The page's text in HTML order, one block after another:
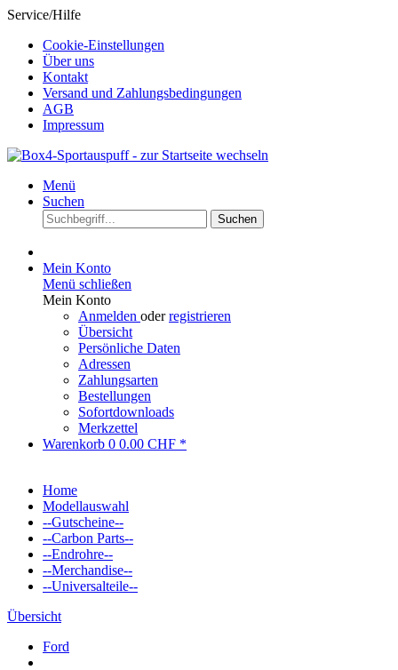
Service/Hilfe
Cookie-Einstellungen
Über uns
Kontakt
Versand und Zahlungsbedingungen
AGB
Impressum
Menü
Suchen
Suchen
Mein Konto
Menü schließen
Mein Konto
Anmelden oderregistrieren
Übersicht
Persönliche Daten
Adressen
Zahlungsarten
Bestellungen
Sofortdownloads
Merkzettel
Warenkorb 0 0.00 CHF *
Home
Modellauswahl
--Gutscheine--
--Carbon Parts--
--Endrohre--
--Merchandise--
--Universalteile--
Übersicht
Ford